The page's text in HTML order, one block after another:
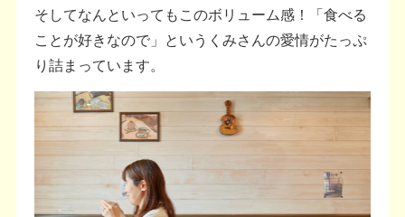
そしてなんといってもこのボリューム感！「食べる
ことが好きなので」というくみさんの愛情がたっぷ
り詰まっています。